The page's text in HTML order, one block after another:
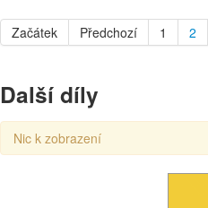
Začátek Předchozí 1 2
Další díly
Nic k zobrazení